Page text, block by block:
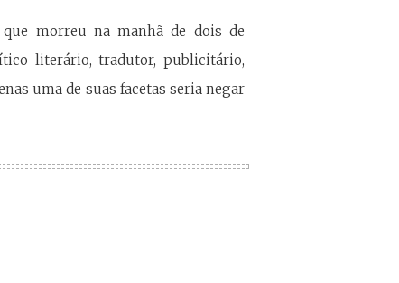
morreu na manhã de dois de
literário, tradutor, publicitário,
uma de suas facetas seria negar